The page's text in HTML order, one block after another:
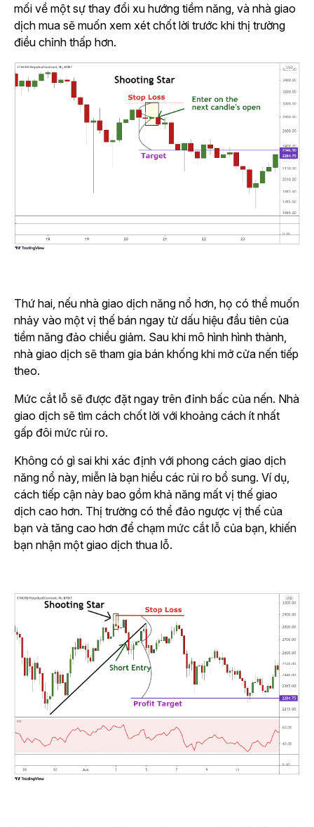
mối về một sự thay đổi xu hướng tiềm năng, và nhà giao
dịch mua sẽ muốn xem xét chốt lời trước khi thị trường
điều chỉnh thấp hơn.
Thứ hai, nếu nhà giao dịch năng nổ hơn, họ có thể muốn
nhảy vào một vị thế bán ngay từ dấu hiệu đầu tiên của
tiềm năng đảo chiều giảm. Sau khi mô hình hình thành,
nhà giao dịch sẽ tham gia bán khống khi mở cửa nến tiếp
theo.
Mức cắt lỗ sẽ được đặt ngay trên đỉnh bấc của nến. Nhà
giao dịch sẽ tìm cách chốt lời với khoảng cách ít nhất
gấp đôi mức rủi ro.
Không có gì sai khi xác định với phong cách giao dịch
năng nổ này, miễn là bạn hiểu các rủi ro bổ sung. Ví dụ,
cách tiếp cận này bao gồm khả năng mất vị thế giao
dịch cao hơn. Thị trường có thể đảo ngược vị thế của
bạn và tăng cao hơn để chạm mức cắt lỗ của bạn, khiến
bạn nhận một giao dịch thua lỗ.